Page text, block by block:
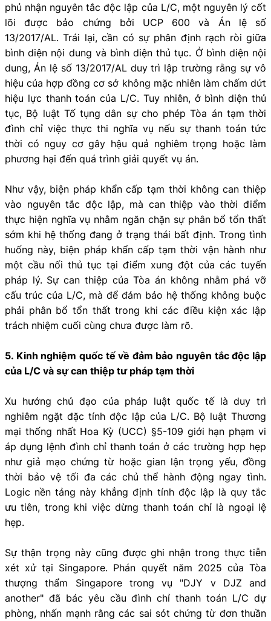
phủ nhận nguyên tắc độc lập của L/C, một nguyên lý cốt
lõi được bảo chứng bởi UCP 600 và Án lệ số
13/2017/AL. Trái lại, cần có sự phân định rạch ròi giữa
bình diện nội dung và bình diện thủ tục. Ở bình diện nội
dung, Án lệ số 13/2017/AL duy trì lập trường rằng sự vô
hiệu của hợp đồng cơ sở không mặc nhiên làm chấm dứt
hiệu lực thanh toán của L/C. Tuy nhiên, ở bình diện thủ
tục, Bộ luật Tố tụng dân sự cho phép Tòa án tạm thời
đình chỉ việc thực thi nghĩa vụ nếu sự thanh toán tức
thời có nguy cơ gây hậu quả nghiêm trọng hoặc làm
phương hại đến quá trình giải quyết vụ án.
Như vậy, biện pháp khẩn cấp tạm thời không can thiệp
vào nguyên tắc độc lập, mà can thiệp vào thời điểm
thực hiện nghĩa vụ nhằm ngăn chặn sự phân bổ tổn thất
sớm khi hệ thống đang ở trạng thái bất định. Trong tình
huống này, biện pháp khẩn cấp tạm thời vận hành như
một cầu nối thủ tục tại điểm xung đột của các tuyến
pháp lý. Sự can thiệp của Tòa án không nhằm phá vỡ
cấu trúc của L/C, mà để đảm bảo hệ thống không buộc
phải phân bổ tổn thất trong khi các điều kiện xác lập
trách nhiệm cuối cùng chưa được làm rõ.
5. Kinh nghiệm quốc tế về đảm bảo nguyên tắc độc lập
của L/C và sự can thiệp tư pháp tạm thời
Xu hướng chủ đạo của pháp luật quốc tế là duy trì
nghiêm ngặt đặc tính độc lập của L/C. Bộ luật Thương
mại thống nhất Hoa Kỳ (UCC) §5-109 giới hạn phạm vi
áp dụng lệnh đình chỉ thanh toán ở các trường hợp hẹp
như giả mạo chứng từ hoặc gian lận trọng yếu, đồng
thời bảo vệ tối đa các chủ thể hành động ngay tình.
Logic nền tảng này khẳng định tính độc lập là quy tắc
ưu tiên, trong khi việc dừng thanh toán chỉ là ngoại lệ
hẹp.
Sự thận trọng này cũng được ghi nhận trong thực tiễn
xét xử tại Singapore. Phán quyết năm 2025 của Tòa
thượng thẩm Singapore trong vụ "DJY v DJZ and
another" đã bác yêu cầu đình chỉ thanh toán L/C dự
phòng, nhấn mạnh rằng các sai sót chứng từ đơn thuần